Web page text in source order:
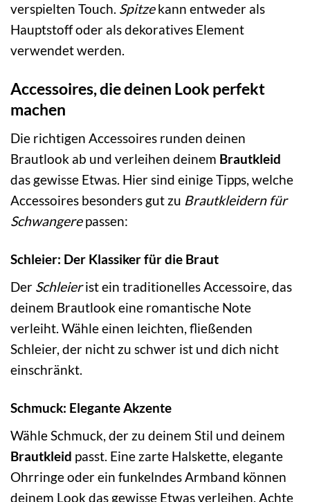
verspielten Touch. Spitzekann entweder als
Hauptstoff oder als dekoratives Element
verwendet werden.
Accessoires, die deinen Look perfekt
machen
Die richtigen Accessoires runden deinen
Brautlook ab und verleihen deinem Brautkleid
das gewisse Etwas. Hier sind einige Tipps, welche
Accessoires besonders gut zu Brautkleidern für
Schwangerepassen:
Schleier: Der Klassiker für die Braut
Der Schleierist ein traditionelles Accessoire, das
deinem Brautlook eine romantische Note
verleiht. Wähle einen leichten, fließenden
Schleier, der nicht zu schwer ist und dich nicht
einschränkt.
Schmuck: Elegante Akzente
Wähle Schmuck, der zu deinem Stil und deinem
Brautkleid passt. Eine zarte Halskette, elegante
Ohrringe oder ein funkelndes Armband können
deinem Look das gewisse Etwas verleihen. Achte